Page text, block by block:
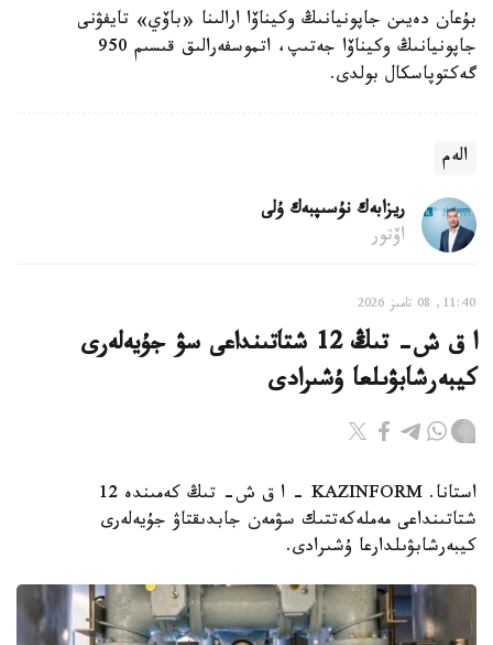
بۇعان دەيىن جاپونيانىڭ وكيناۆا ارالىنا «باۆي» تايفۋنى
جاپونيانىڭ وكيناۆا جەتىپ، اتموسفەرالىق قىسىم 950
گەكتوپاسكال بولدى.
الەم
ريزابەك نۇسىپبەك ۇلى
اۆتور
11:40, 08 تامىز 2026
ا ق ش- تىڭ 12 شتاتىنداعى سۋ جۇيەلەرى
كيبەرشابۋىلعا ۇشىرادى
استانا. KAZINFORM – ا ق ش- تىڭ كەمىندە 12
شتاتىنداعى مەملەكەتتىك سۋمەن جابدىقتاۋ جۇيەلەرى
كيبەرشابۋىلدارعا ۇشىرادى.